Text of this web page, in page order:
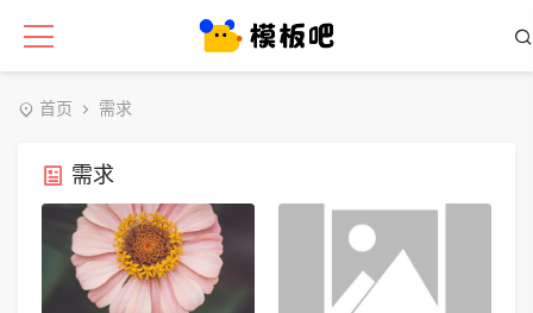
首页 需求
需求